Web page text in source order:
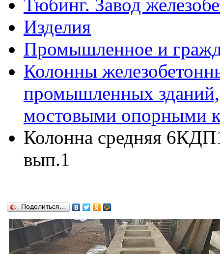
Тюбинг. Завод
Изделия
Промышленное и
Колонны
промышленных
мостовыми опорными
Колонна средняя
вып.1
Поделиться…